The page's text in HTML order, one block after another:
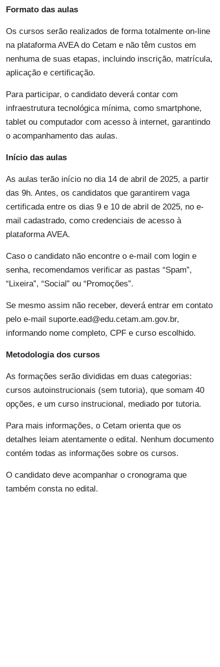
Formato das aulas
Os cursos serão realizados de forma totalmente on-line
na plataforma AVEA do Cetam e não têm custos em
nenhuma de suas etapas, incluindo inscrição, matrícula,
aplicação e certificação.
Para participar, o candidato deverá contar com
infraestrutura tecnológica mínima, como smartphone,
tablet ou computador com acesso à internet, garantindo
o acompanhamento das aulas.
Início das aulas
As aulas terão início no dia 14 de abril de 2025, a partir
das 9h. Antes, os candidatos que garantirem vaga
certificada entre os dias 9 e 10 de abril de 2025, no e-
mail cadastrado, como credenciais de acesso à
plataforma AVEA.
Caso o candidato não encontre o e-mail com login e
senha, recomendamos verificar as pastas “Spam”,
“Lixeira”, “Social” ou “Promoções”.
Se mesmo assim não receber, deverá entrar em contato
pelo e-mail suporte.ead@edu.cetam.am.gov.br,
informando nome completo, CPF e curso escolhido.
Metodologia dos cursos
As formações serão divididas em duas categorias:
cursos autoinstrucionais (sem tutoria), que somam 40
opções, e um curso instrucional, mediado por tutoria.
Para mais informações, o Cetam orienta que os
detalhes leiam atentamente o edital. Nenhum documento
contém todas as informações sobre os cursos.
O candidato deve acompanhar o cronograma que
também consta no edital.